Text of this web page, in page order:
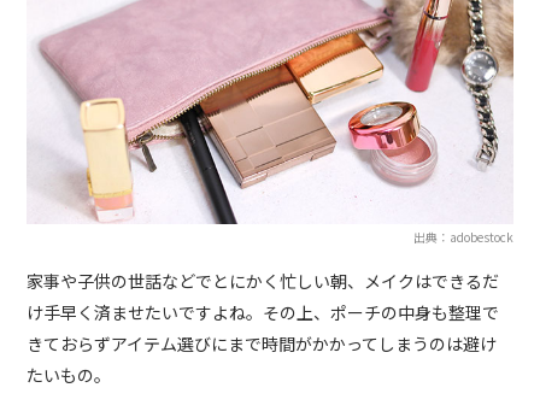
出典：adobestock
家事や子供の世話などでとにかく忙しい朝、メイクはできるだ
け手早く済ませたいですよね。その上、ポーチの中身も整理で
きておらずアイテム選びにまで時間がかかってしまうのは避け
たいもの。